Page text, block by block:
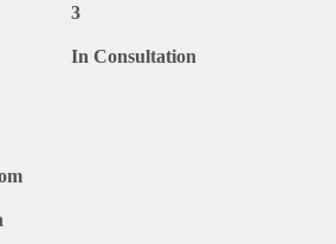
3
In Consultation